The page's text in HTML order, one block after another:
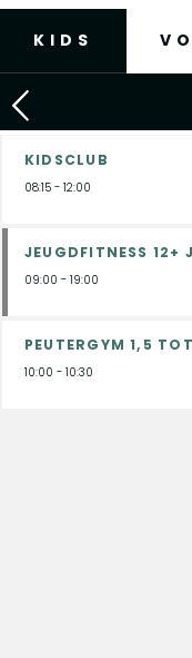
KIDS
KIDSCLUB
08:15 - 12:00
JEUGDFITNESS 12+
09:00 - 19:00
PEUTERGYM 1,5
10:00 - 10:30